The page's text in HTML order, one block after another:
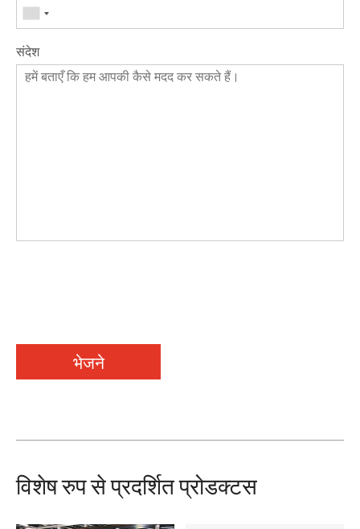
संदेश
भेजने
विशेष रुप से प्रदर्शित प्रोडक्टस